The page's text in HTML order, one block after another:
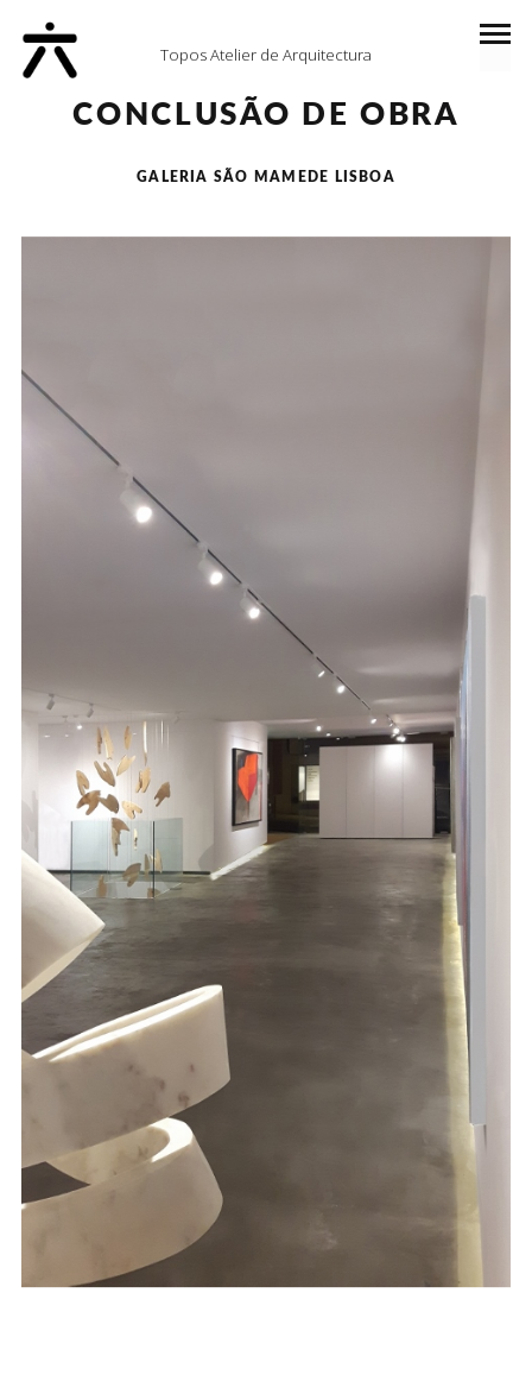
Topos Atelier de Arquitectura
CONCLUSÃO DE OBRA
GALERIA SÃO MAMEDE LISBOA